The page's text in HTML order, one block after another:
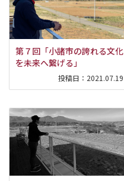
第７回「小諸市の誇れる文化
を未来へ繋げる」
投稿日： 2021.07.19